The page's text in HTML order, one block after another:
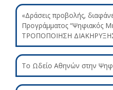
«Δράσεις προβολής,
Προγράμματος “Ψηφιακός
ΤΡΟΠΟΠΟΙΗΣΗ
Το Ωδείο Αθηνών στην